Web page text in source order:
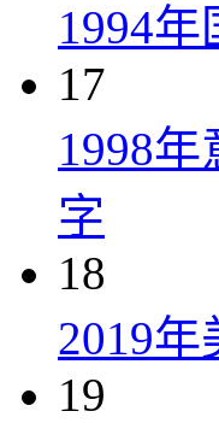
1994
17
1998
字
18
2019
19